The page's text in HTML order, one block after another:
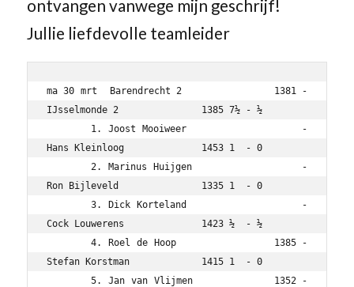
ontvangen vanwege mijn geschrijf!
Jullie liefdevolle teamleider
ma 30 mrt  Barendrecht 2               1381 -
IJsselmonde 2               1385 7½ - ½
Hans Kleinloog              1453 1  - 0
	2. Marinus Huijgen                  -
Ron Bijleveld               1335 1  - 0
	3. Dick Korteland                   -
Cock Louwerens              1423 ½  - ½
	4. Roel de Hoop                1385 -
Stefan Korstman             1415 1  - 0
	5. Jan van Vlijmen             1352 -